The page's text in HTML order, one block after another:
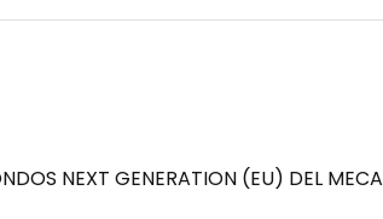
NEXT GENERATION (EU) DEL